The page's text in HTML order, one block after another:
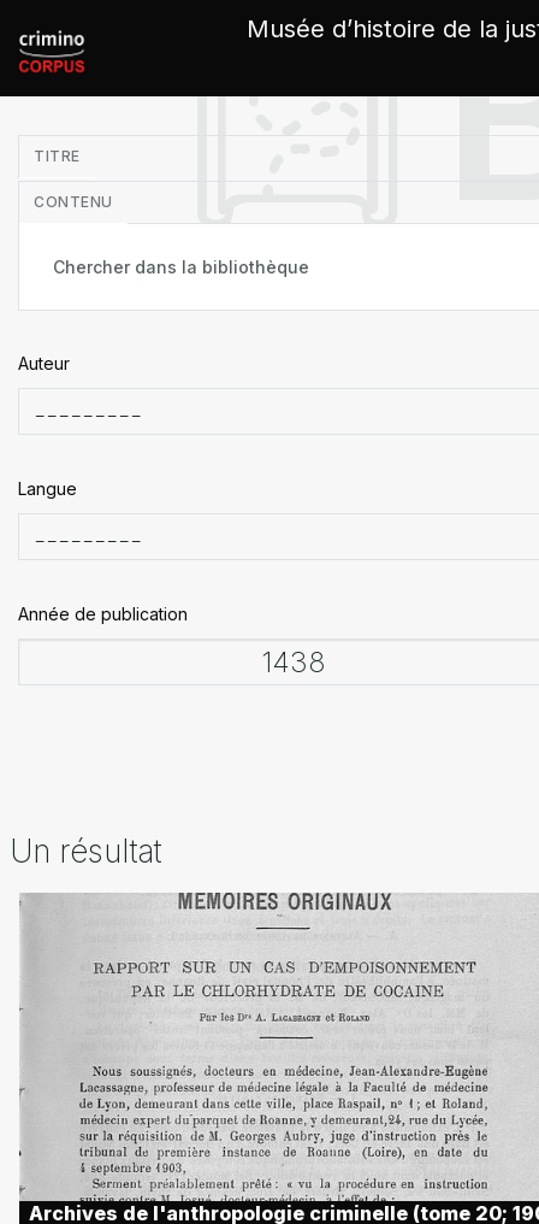
Musée d’histoire de la
TITRE
CONTENU
Auteur
Langue
Année de publication
Un résultat
Archives de l'anthropologie criminelle (tome 20;
Panneau de gestion des cookies